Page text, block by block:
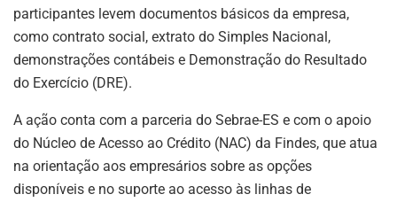
participantes levem documentos básicos da empresa,
como contrato social, extrato do Simples Nacional,
demonstrações contábeis e Demonstração do Resultado
do Exercício (DRE).
A ação conta com a parceria do Sebrae-ES e com o apoio
do Núcleo de Acesso ao Crédito (NAC) da Findes, que atua
na orientação aos empresários sobre as opções
disponíveis e no suporte ao acesso às linhas de